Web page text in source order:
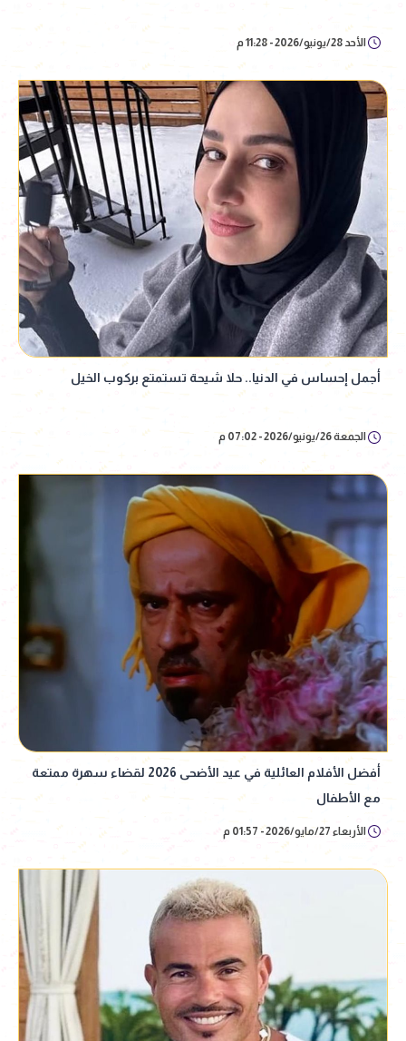
الأحد 28/يونيو/2026 - 11:28 م
أجمل إحساس في الدنيا.. حلا شيحة تستمتع بركوب الخيل
الجمعة 26/يونيو/2026 - 07:02 م
أفضل الأفلام العائلية في عيد الأضحى 2026 لقضاء سهرة ممتعة
مع الأطفال
الأربعاء 27/مايو/2026 - 01:57 م